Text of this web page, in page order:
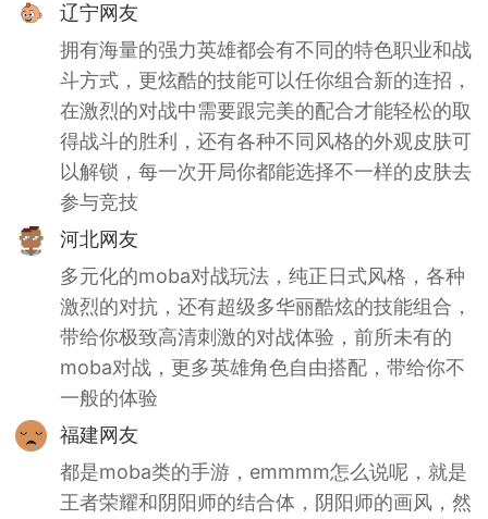
辽宁网友
拥有海量的强力英雄都会有不同的特色职业和战
斗方式，更炫酷的技能可以任你组合新的连招，
在激烈的对战中需要跟完美的配合才能轻松的取
得战斗的胜利，还有各种不同风格的外观皮肤可
以解锁，每一次开局你都能选择不一样的皮肤去
参与竞技
河北网友
多元化的moba对战玩法，纯正日式风格，各种
激烈的对抗，还有超级多华丽酷炫的技能组合，
带给你极致高清刺激的对战体验，前所未有的
moba对战，更多英雄角色自由搭配，带给你不
一般的体验
福建网友
都是moba类的手游，emmmm怎么说呢，就是
王者荣耀和阴阳师的结合体，阴阳师的画风，然